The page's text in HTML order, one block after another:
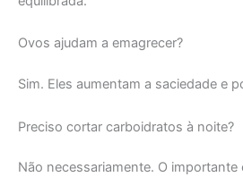
Ovos ajudam a emagrecer?
Sim. Eles aumentam a saciedade e
Preciso cortar carboidratos à noite?
Não necessariamente. O importante